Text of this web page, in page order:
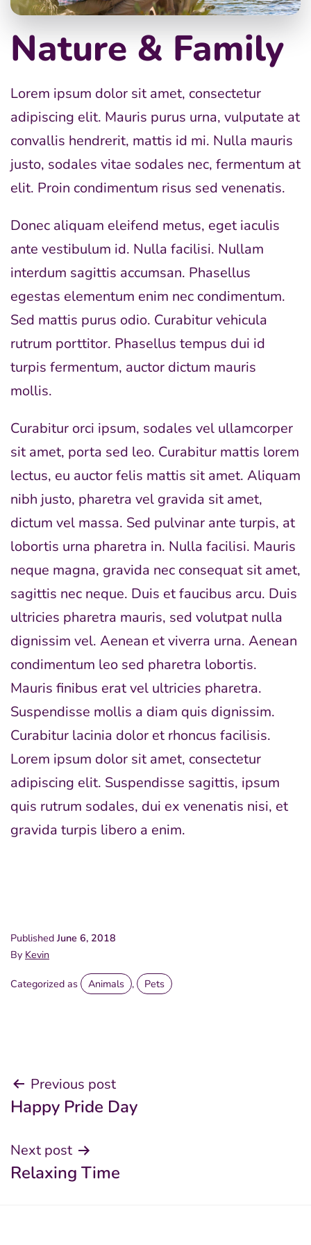
Nature & Family
Lorem ipsum dolor sit amet, consectetur
adipiscing elit. Mauris purus urna, vulputate at
convallis hendrerit, mattis id mi. Nulla mauris
justo, sodales vitae sodales nec, fermentum at
elit. Proin condimentum risus sed venenatis.
Donec aliquam eleifend metus, eget iaculis
ante vestibulum id. Nulla facilisi. Nullam
interdum sagittis accumsan. Phasellus
egestas elementum enim nec condimentum.
Sed mattis purus odio. Curabitur vehicula
rutrum porttitor. Phasellus tempus dui id
turpis fermentum, auctor dictum mauris
mollis.
Curabitur orci ipsum, sodales vel ullamcorper
sit amet, porta sed leo. Curabitur mattis lorem
lectus, eu auctor felis mattis sit amet. Aliquam
nibh justo, pharetra vel gravida sit amet,
dictum vel massa. Sed pulvinar ante turpis, at
lobortis urna pharetra in. Nulla facilisi. Mauris
neque magna, gravida nec consequat sit amet,
sagittis nec neque. Duis et faucibus arcu. Duis
ultricies pharetra mauris, sed volutpat nulla
dignissim vel. Aenean et viverra urna. Aenean
condimentum leo sed pharetra lobortis.
Mauris finibus erat vel ultricies pharetra.
Suspendisse mollis a diam quis dignissim.
Curabitur lacinia dolor et rhoncus facilisis.
Lorem ipsum dolor sit amet, consectetur
adipiscing elit. Suspendisse sagittis, ipsum
quis rutrum sodales, dui ex venenatis nisi, et
gravida turpis libero a enim.
Published June 6, 2018
By Kevin
Categorized as Animals , Pets
Post
navigation
Previous post
Happy Pride Day
Next post
Relaxing Time